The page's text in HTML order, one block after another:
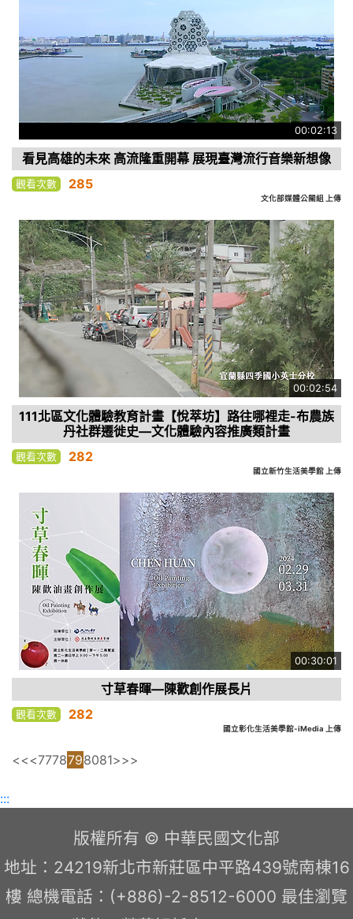
00:02:13
看見高雄的未來 高流隆重開幕 展現臺灣流行音樂新想像
觀看次數 285
文化部媒體公關組 上傳
00:02:54
111北區文化體驗教育計畫【悅萃坊】路往哪裡走-布農族
丹社群遷徙史—文化體驗內容推廣類計畫
觀看次數 282
國立新竹生活美學館 上傳
00:30:01
寸草春暉—陳歡創作展長片
觀看次數 282
國立彰化生活美學館-iMedia 上傳
<<<7778798081>>>
:::
版權所有 © 中華民國文化部
地址：24219新北市新莊區中平路439號南棟16
樓 總機電話：(+886)-2-8512-6000 最佳瀏覽